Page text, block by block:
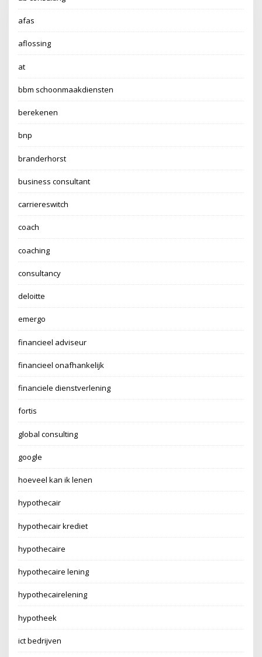
afas
aflossing
at
bbm schoonmaakdiensten
berekenen
bnp
branderhorst
business consultant
carriereswitch
coach
coaching
consultancy
deloitte
emergo
financieel adviseur
financieel onafhankelijk
financiele dienstverlening
fortis
global consulting
google
hoeveel kan ik lenen
hypothecair
hypothecair krediet
hypothecaire
hypothecaire lening
hypothecairelening
hypotheek
ict bedrijven